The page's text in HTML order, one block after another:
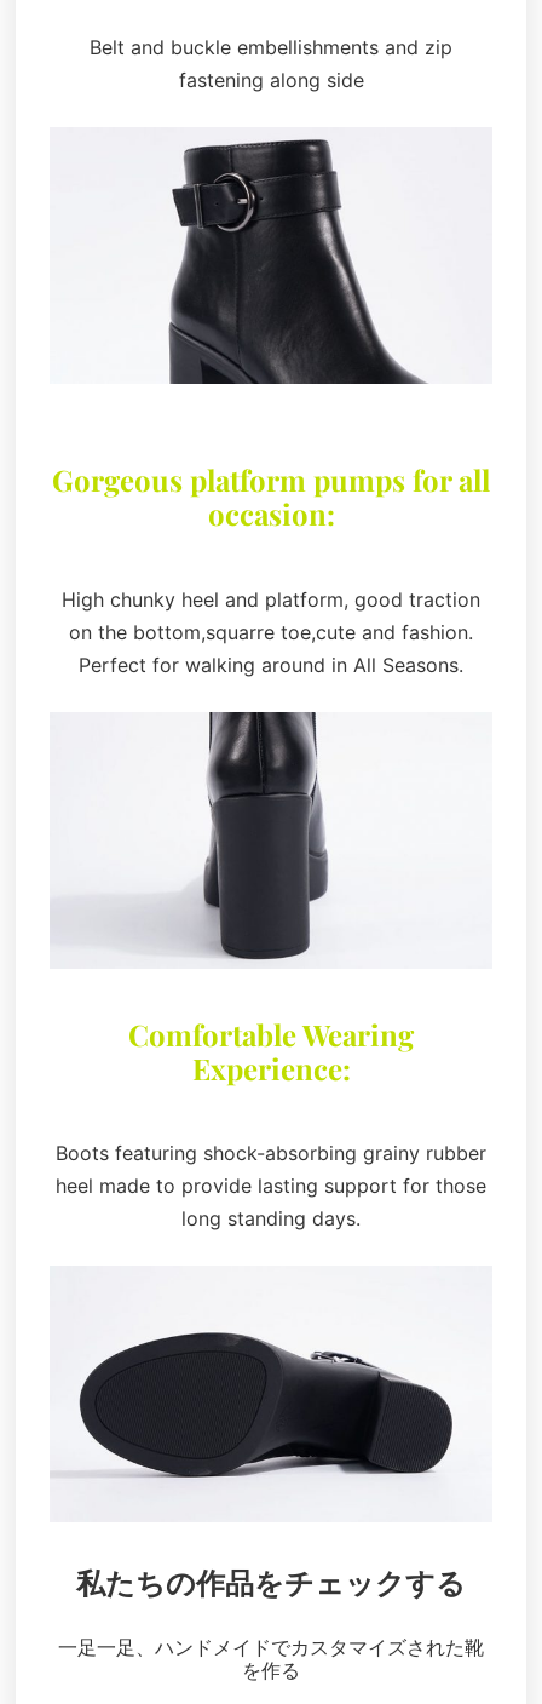
Belt and buckle embellishments and zip
fastening along side
Gorgeous platform pumps for all
occasion:
High chunky heel and platform, good traction
on the bottom,squarre toe,cute and fashion.
Perfect for walking around in All Seasons.
Comfortable Wearing
Experience:
Boots featuring shock-absorbing grainy rubber
heel made to provide lasting support for those
long standing days.
私たちの作品をチェックする
一足一足、ハンドメイドでカスタマイズされた靴
を作る